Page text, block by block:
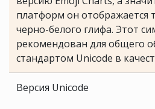
платформ он отображается
черно-белого глифа. Этот
рекомендован для общего
стандартом Unicode в
Версия Unicode